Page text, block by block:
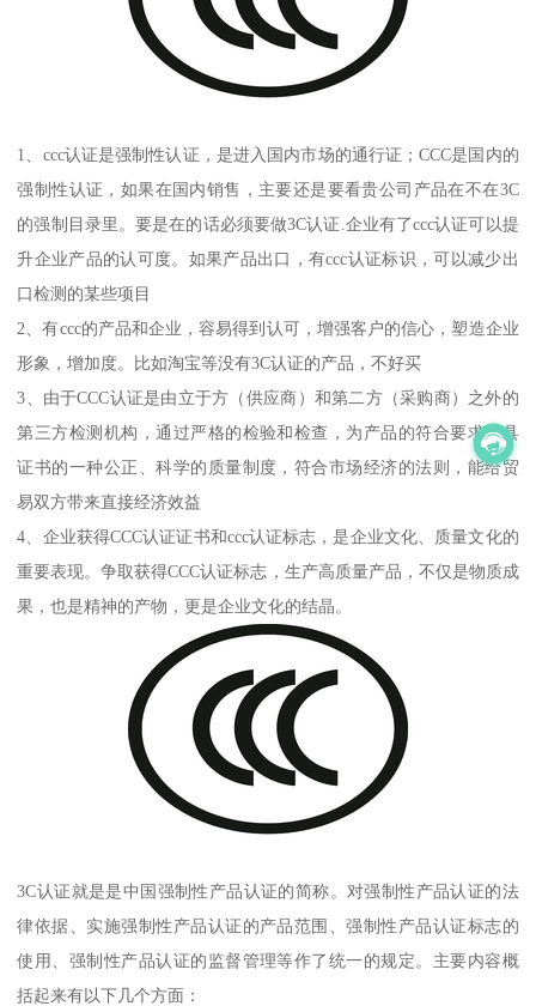
1、ccc认证是强制性认证，是进入国内市场的通行证；CCC是国内的
强制性认证，如果在国内销售，主要还是要看贵公司产品在不在3C
的强制目录里。要是在的话必须要做3C认证.企业有了ccc认证可以提
升企业产品的认可度。如果产品出口，有ccc认证标识，可以减少出
口检测的某些项目
2、有ccc的产品和企业，容易得到认可，增强客户的信心，塑造企业
形象，增加度。比如淘宝等没有3C认证的产品，不好买
3、由于CCC认证是由立于方（供应商）和第二方（采购商）之外的
第三方检测机构，通过严格的检验和检查，为产品的符合要求出具
证书的一种公正、科学的质量制度，符合市场经济的法则，能给贸
易双方带来直接经济效益
4、企业获得CCC认证证书和ccc认证标志，是企业文化、质量文化的
重要表现。争取获得CCC认证标志，生产高质量产品，不仅是物质成
果，也是精神的产物，更是企业文化的结晶。
3C认证就是是中国强制性产品认证的简称。对强制性产品认证的法
律依据、实施强制性产品认证的产品范围、强制性产品认证标志的
使用、强制性产品认证的监督管理等作了统一的规定。主要内容概
括起来有以下几个方面：